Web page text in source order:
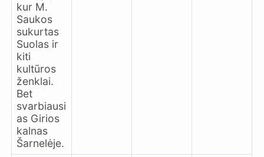
kur M.
Saukos
sukurtas
Suolas ir
kiti
kultūros
ženklai.
Bet
svarbiausi
as Girios
kalnas
Šarnelėje.